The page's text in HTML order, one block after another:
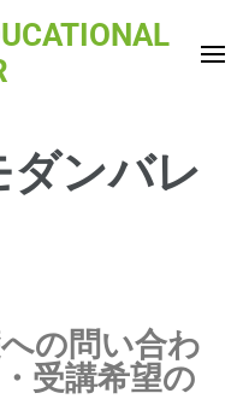
ダンバレ
の問い合わ
受講希望の